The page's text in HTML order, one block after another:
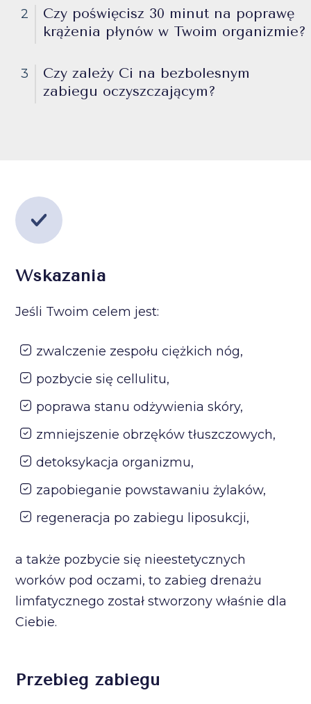
2
Czy poświęcisz 30 minut na poprawę
krążenia płynów w Twoim organizmie?
3
Czy zależy Ci na bezbolesnym
zabiegu oczyszczającym?
Wskazania
Jeśli Twoim celem jest:
zwalczenie zespołu ciężkich nóg,
pozbycie się cellulitu,
poprawa stanu odżywienia skóry,
zmniejszenie obrzęków tłuszczowych,
detoksykacja organizmu,
zapobieganie powstawaniu żylaków,
regeneracja po zabiegu liposukcji,
a także pozbycie się nieestetycznych
worków pod oczami, to zabieg drenażu
limfatycznego został stworzony właśnie dla
Ciebie.
Przebieg zabiegu